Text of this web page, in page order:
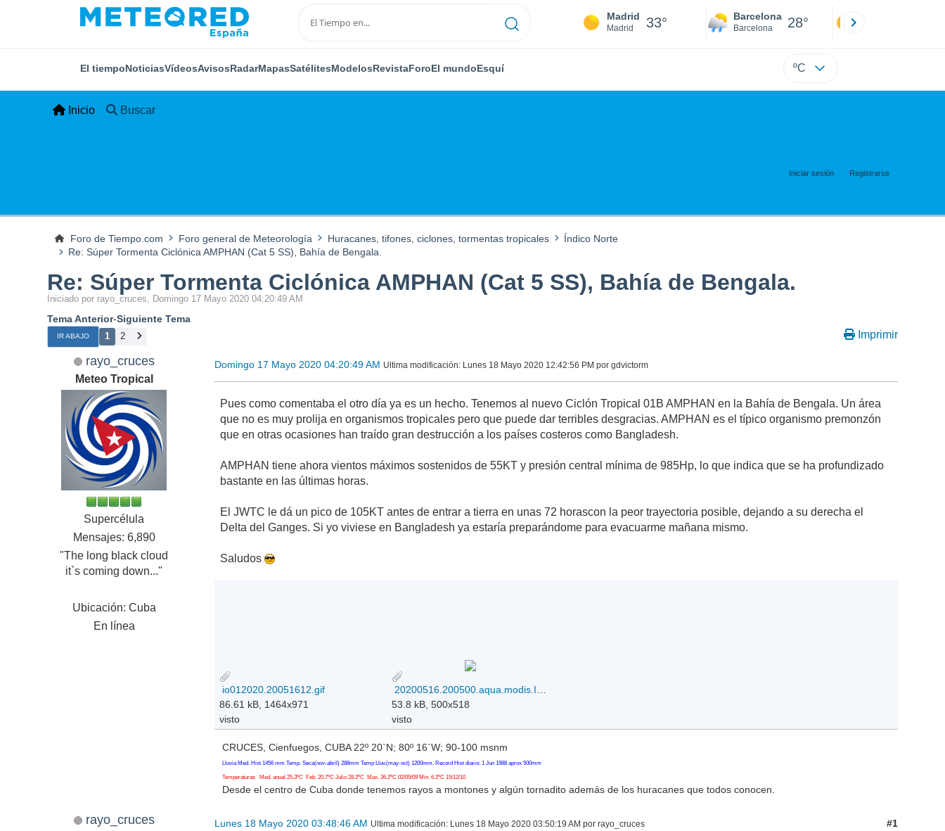
Madrid
Madrid 33° Barcelona
Barcelona 28°
El tiempoNoticiasVídeosAvisosRadarMapasSatélitesModelosRevistaForoEl mundoEsquí ºC
Inicio Buscar
Iniciar sesión Registrarse
Foro de Tiempo.com Foro general de Meteorología Huracanes, tifones, ciclones, tormentas tropicales
Índico Norte
Re: Súper Tormenta Ciclónica AMPHAN (Cat 5 SS), Bahí­a de Bengala.
Re: Súper Tormenta Ciclónica AMPHAN (Cat 5 SS), Bahí­a de Bengala.
Iniciado por rayo_cruces, Domingo 17 Mayo 2020 04:20:49 AM
Tema Anterior-Siguiente Tema
IR ABAJO 1 2 Imprimir
rayo_cruces
Meteo Tropical
Supercélula
Mensajes: 6,890
"The long black cloud
it`s coming down..."
Ubicación: Cuba
En línea
Domingo 17 Mayo 2020 04:20:49 AM Ultima modificación: Lunes 18 Mayo 2020 12:42:56 PM por gdvictorm
Pues como comentaba el otro día ya es un hecho. Tenemos al nuevo Ciclón Tropical 01B AMPHAN en la Bahía de Bengala. Un área
que no es muy prolija en organismos tropicales pero que puede dar terribles desgracias. AMPHAN es el típico organismo premonzón
que en otras ocasiones han traído gran destrucción a los países costeros como Bangladesh.
AMPHAN tiene ahora vientos máximos sostenidos de 55KT y presión central mínima de 985Hp, lo que indica que se ha profundizado
bastante en las últimas horas.
El JWTC le dá un pico de 105KT antes de entrar a tierra en unas 72 horascon la peor trayectoria posible, dejando a su derecha el
Delta del Ganges. Si yo viviese en Bangladesh ya estaría preparándome para evacuarme mañana mismo.
Saludos
io012020.20051612.gif
86.61 kB, 1464x971
visto
53.8 kB, 500x518
visto
CRUCES, Cienfuegos, CUBA 22º 20`N; 80º 16`W; 90-100 msnm
Lluvia Med. Hist 1456 mm Temp. Seca(nov-abril) 288mm Temp Lluv.(may-oct) 1200mm, Record Hist diario: 1 Jun 1988 aprox 500mm
Temperaturas Med. anual 25.3ºC Feb. 20.7ºC Julio 28.2ºC Max. 36.2ºC 02/05/09 Min. 6.2ºC 15/12/10
Desde el centro de Cuba donde tenemos rayos a montones y algún tornadito además de los huracanes que todos conocen.
rayo_cruces Lunes 18 Mayo 2020 03:48:46 AM Ultima modificación: Lunes 18 Mayo 2020 03:50:19 AM por rayo_cruces #1